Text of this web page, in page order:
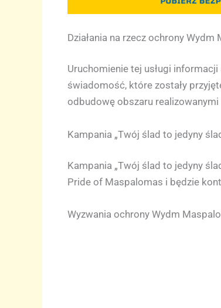
Działania na rzecz ochrony Wydm
Uruchomienie tej usługi
świadomość, które zostały
odbudowę obszaru
Kampania „Twój ślad to jedyny
Kampania „Twój ślad to jedyny
Pride of Maspalomas i będzie
Wyzwania ochrony Wydm